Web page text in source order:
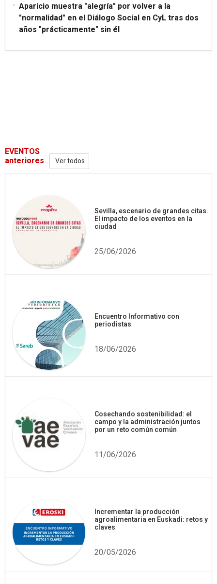
Aparicio muestra "alegría" por volver a la
"normalidad" en el Diálogo Social en CyL tras dos
años "prácticamente" sin él
EVENTOS
anteriores Ver todos
Sevilla, escenario de grandes citas.
El impacto de los eventos en la
ciudad
25/06/2026
Encuentro Informativo con
periodistas
18/06/2026
Cosechando sostenibilidad: el
campo y la administración juntos
por un reto común común
11/06/2026
Incrementar la producción
agroalimentaria en Euskadi: retos y
claves
20/05/2026